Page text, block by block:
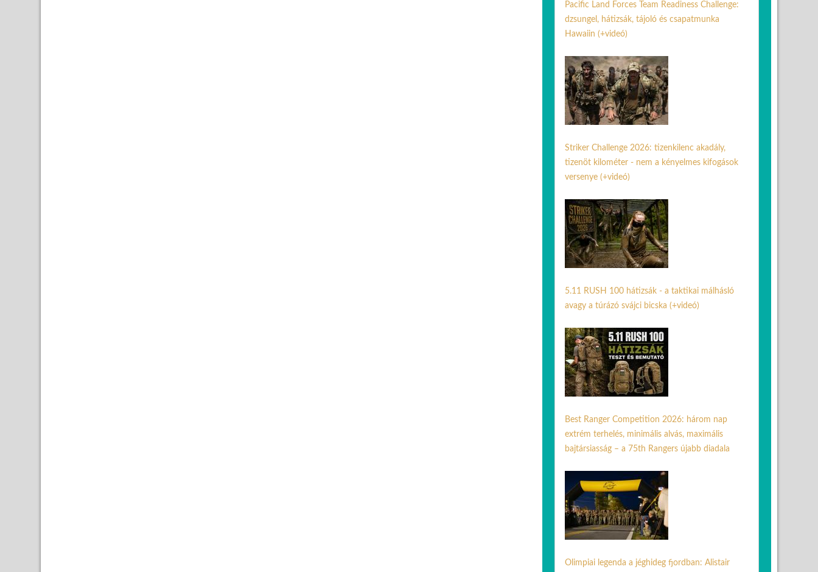
Pacific Land Forces Team Readiness Challenge:
dzsungel, hátizsák, tájoló és csapatmunka
Hawaiin (+videó)
Striker Challenge 2026: tizenkilenc akadály,
tizenöt kilométer - nem a kényelmes kifogások
versenye (+videó)
5.11 RUSH 100 hátizsák - a taktikai málhásló
avagy a túrázó svájci bicska (+videó)
Best Ranger Competition 2026: három nap
extrém terhelés, minimális alvás, maximális
bajtársiasság – a 75th Rangers újabb diadala
Olimpiai legenda a jéghideg fjordban: Alistair